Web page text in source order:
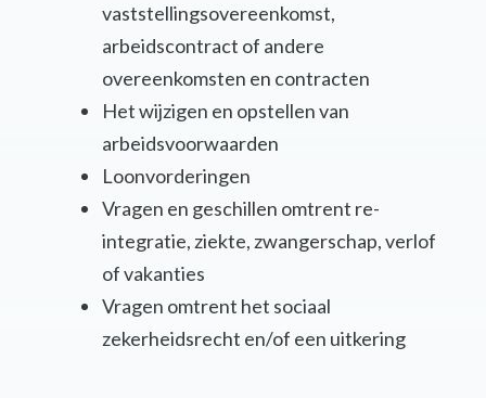
vaststellingsovereenkomst,
arbeidscontract of andere
overeenkomsten en contracten
Het wijzigen en opstellen van
arbeidsvoorwaarden
Loonvorderingen
Vragen en geschillen omtrent re-
integratie, ziekte, zwangerschap, verlof
of vakanties
Vragen omtrent het sociaal
zekerheidsrecht en/of een uitkering